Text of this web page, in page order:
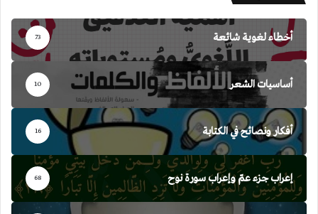
أخطاء لغوية شائعة 73
أساسيات الشعر 10
أفكار ونصائح في الكتابة 16
إعراب جزء عمّ وإعراب سورة نوح 68